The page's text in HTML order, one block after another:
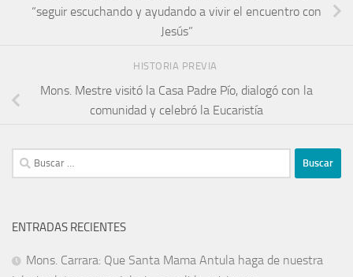
“seguir escuchando y ayudando a vivir el encuentro con
Jesús”
HISTORIA PREVIA
Mons. Mestre visitó la Casa Padre Pío, dialogó con la
comunidad y celebró la Eucaristía
ENTRADAS RECIENTES
Mons. Carrara: Que Santa Mama Antula haga de nuestra